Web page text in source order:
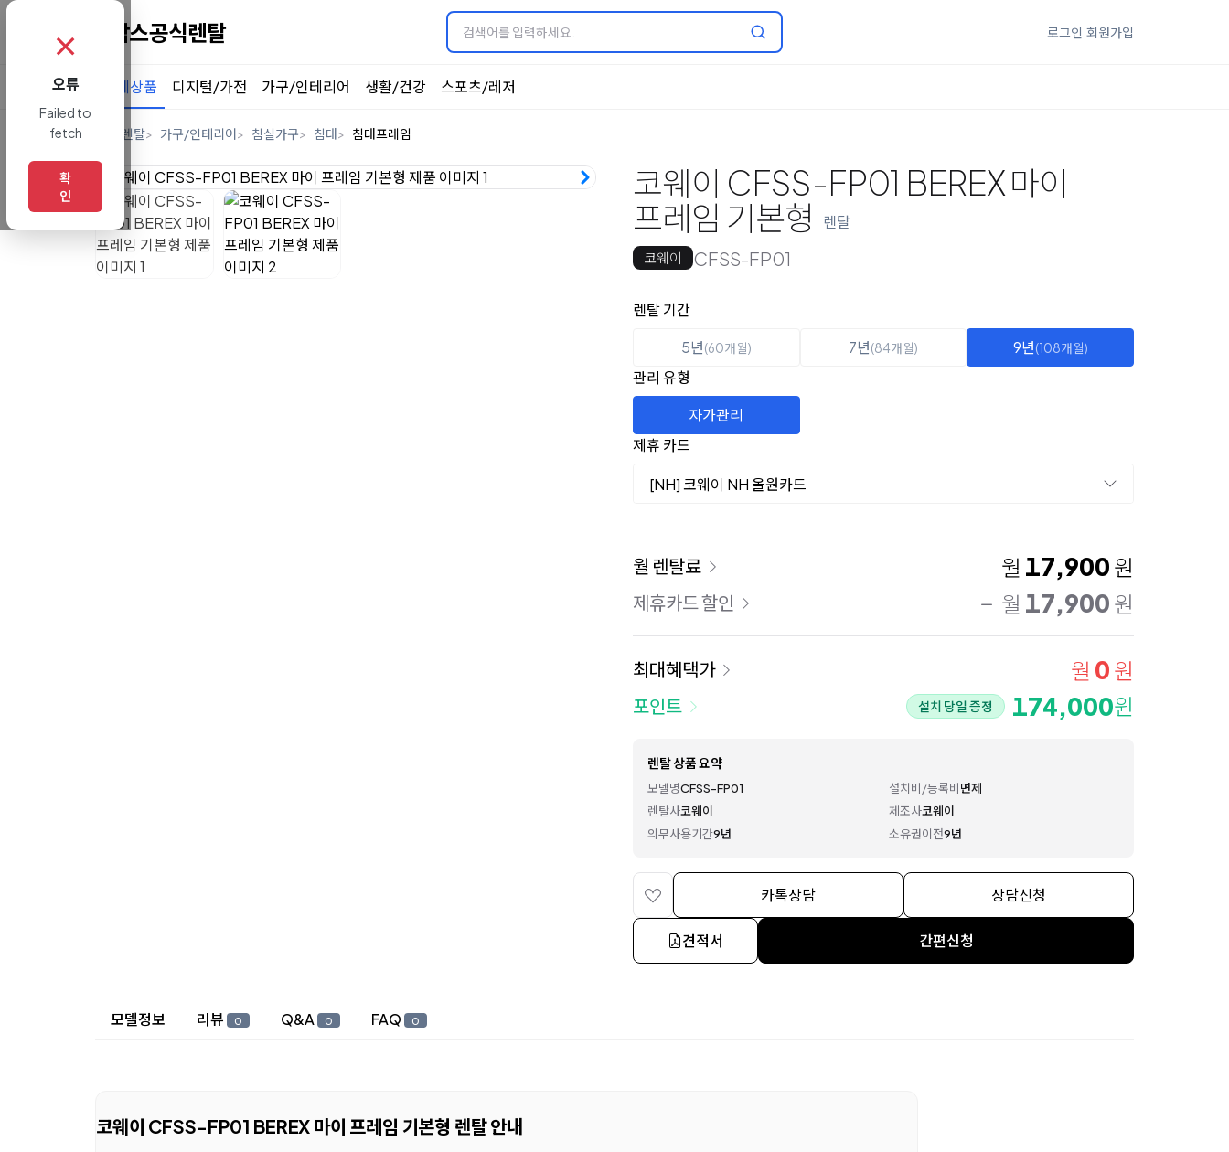
로그인 회원가입
전체상품 디지털/가전 가구/인테리어 생활/건강 스포츠/레저
렌탈 가구/인테리어 침실가구 침대 침대프레임
코웨이 CFSS-FP01 BEREX 마이
프레임 기본형
렌탈
코웨이 CFSS-FP01
옵션 선택
렌탈 선택
렌탈 기간
5년(60개월) 7년(84개월) 9년(108개월)
관리 유형
자가관리
제휴 카드
[NH] 코웨이 NH 올원카드
이용 요금
월 렌탈료 월 17,900 원
제휴카드 할인 월 17,900 원
최대혜택가 월 0 원
포인트 설치 당일 증정 174,000원
렌탈 상품 요약
모델명CFSS-FP01 설치비/등록비면제
렌탈사코웨이 제조사코웨이
의무사용기간9년 소유권이전9년
카톡상담 상담신청
견적서 간편신청
상세 정보
모델정보 리뷰 0 Q&A 0 FAQ 0
코웨이 CFSS-FP01 BEREX 마이 프레임 기본형 렌탈 안내
✗
오류
Failed to
fetch
확
인